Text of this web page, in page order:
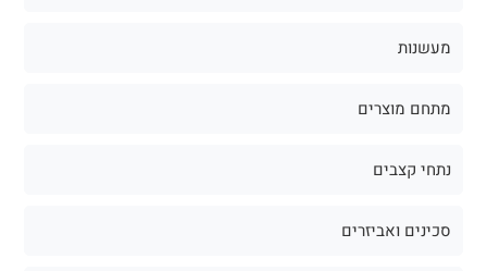
מעשנות
מתחם מוצרים
נתחי קצבים
סכינים ואביזרים